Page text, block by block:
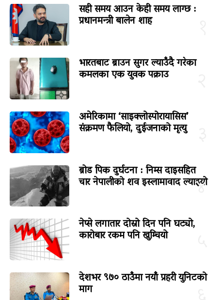
सही समय आउन केही समय लाग्छ :
प्रधानमन्त्री बालेन शाह
भारतबाट ब्राउन सुगर ल्याउँदै गरेका
कमलका एक युवक पक्राउ
अमेरिकामा ‘साइक्लोस्पोरायासिस’
संक्रमण फैलियो, दुईजनाको मृत्यु
४
ब्रोड पिक दुर्घटना : निम्स दाइसहित
चार नेपालीको शव इस्लामावाद ल्याइयो
नेप्से लगातार दोस्रो दिन पनि घट्यो,
कारोबार रकम पनि खुम्चियो
देशभर ९७० ठाउँमा नयाँ प्रहरी युनिटको
माग